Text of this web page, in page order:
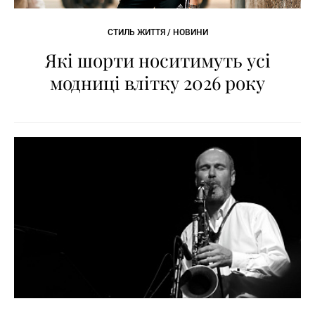
СТИЛЬ ЖИТТЯ / НОВИНИ
Які шорти носитимуть усі
модниці влітку 2026 року